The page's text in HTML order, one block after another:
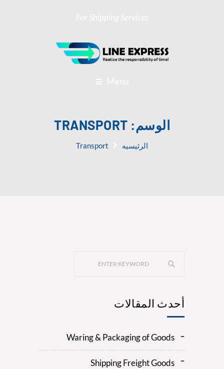
For Shipping Services
Menu
الوسم: TRANSPORT
الرئيسيه Transport
أحدث المقالات
Waring & Packaging of Goods
Shipping Freight Goods